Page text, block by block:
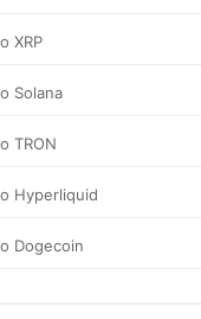
XRP
Solana
TRON
Hyperliquid
Dogecoin